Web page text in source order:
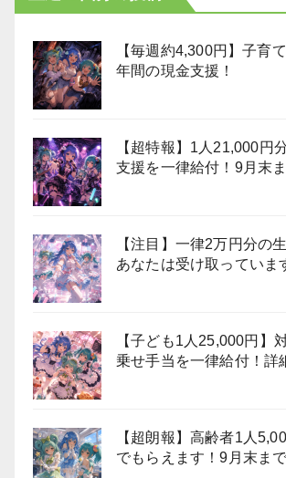
【毎週約4,300円】子育
年間の現金支援！
【超特報】1人21,000円
支援を一律給付！9月末
【注目】一律2万円分の
あなたは受け取っていま
【子ども1人25,000円】
乗せ手当を一律給付！詳
【超朗報】高齢者1人
でもらえます！9月末ま